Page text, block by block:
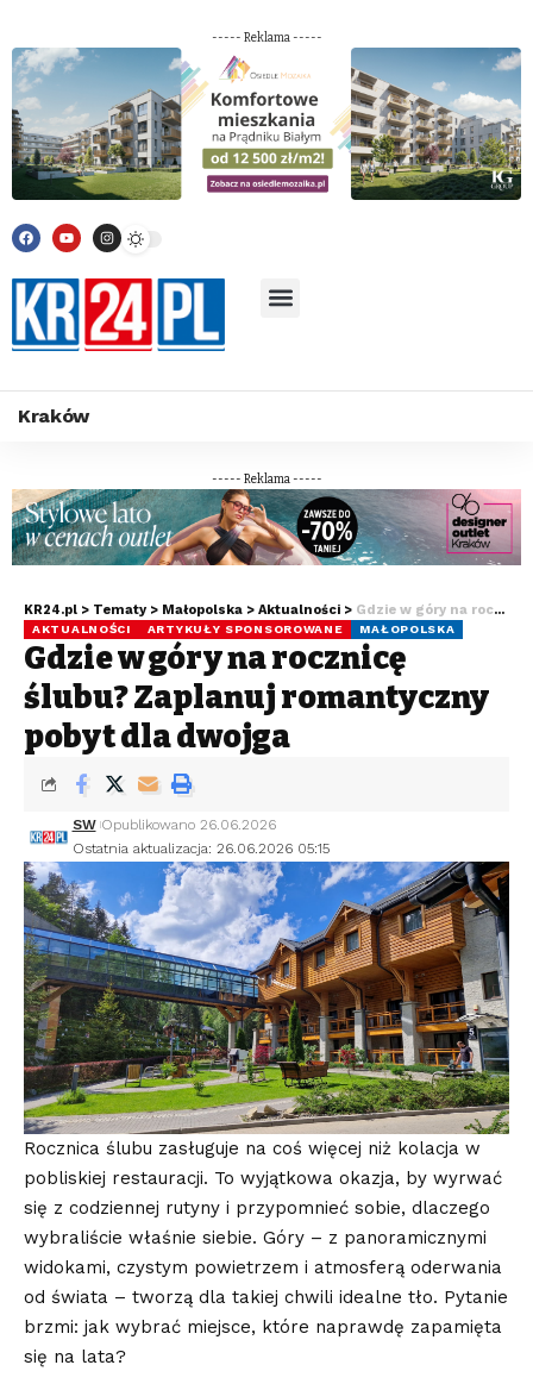
----- Reklama -----
Kraków
----- Reklama -----
KR24.pl > Tematy > Małopolska > Aktualności > Gdzie w góry na rocznicę ślubu? Zaplanuj romantyczny pobyt dla dwojga
AKTUALNOŚCI ARTYKUŁY SPONSOROWANE MAŁOPOLSKA
Gdzie w góry na rocznicę
ślubu? Zaplanuj romantyczny
pobyt dla dwojga
Ostatnia aktualizacja: 26.06.2026 05:15
SW Opublikowano 26.06.2026
Rocznica ślubu zasługuje na coś więcej niż kolacja w
pobliskiej restauracji. To wyjątkowa okazja, by wyrwać
się z codziennej rutyny i przypomnieć sobie, dlaczego
wybraliście właśnie siebie. Góry – z panoramicznymi
widokami, czystym powietrzem i atmosferą oderwania
od świata – tworzą dla takiej chwili idealne tło. Pytanie
brzmi: jak wybrać miejsce, które naprawdę zapamięta
się na lata?